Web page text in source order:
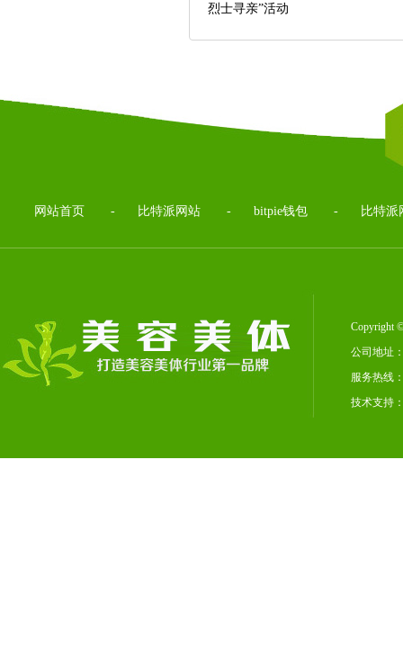
烈士寻亲”活动
网站首页 - 比特派网站 - bitpie钱包 - 比特
Copyright
公司地址
服务热线
技术支持